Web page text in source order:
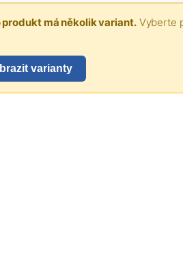
produkt má několik variant.Vyberte
varianty